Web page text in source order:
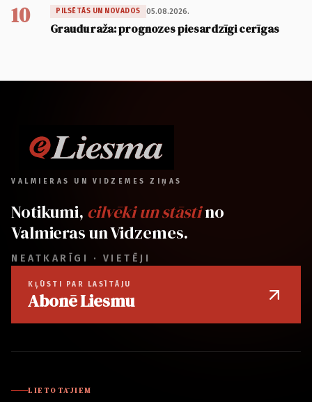
10 PILSĒTĀS UN NOVADOS 05.08.2026.
Graudu raža: prognozes piesardzīgi cerīgas
VALMIERAS UN VIDZEMES ZIŅAS
Notikumi, cilvēki un stāstino
Valmieras un Vidzemes.
NEATKARĪGI · VIETĒJI
KĻŪSTI PAR LASĪTĀJU
Abonē Liesmu
LIETOTĀJIEM